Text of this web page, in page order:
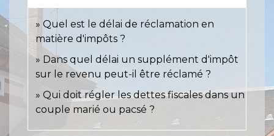
Quel est le délai de réclamation en
matière d'impôts ?
Dans quel délai un supplément d'impôt
sur le revenu peut-il être réclamé ?
Qui doit régler les dettes fiscales dans un
couple marié ou pacsé ?